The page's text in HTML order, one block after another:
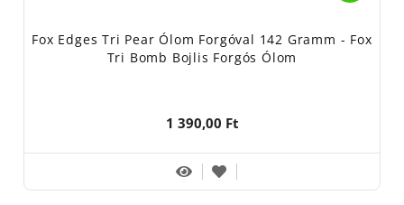
Fox Edges Tri Pear Ólom Forgóval 142 Gramm - Fox
Tri Bomb Bojlis Forgós Ólom
1 390,00 Ft